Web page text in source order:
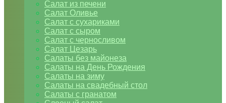
Салат из печени
Салат Оливье
Салат с сухариками
Салат с сыром
Салат с черносливом
Салат Цезарь
Салаты без майонеза
Салаты на День Рождения
Салаты на зиму
Салаты на свадебный стол
Салаты с гранатом